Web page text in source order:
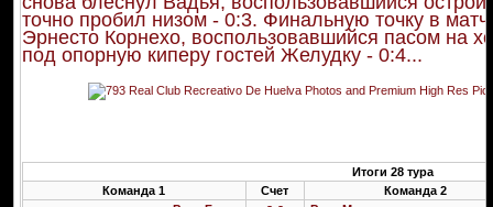
точно пробил низом - 0:3. Финальную точку в
Эрнесто Корнехо, воспользовавшийся пасом на
под опорную киперу гостей Желудку - 0:4...
Итоги 28 тура
Команда 1
Счет
Команда 2